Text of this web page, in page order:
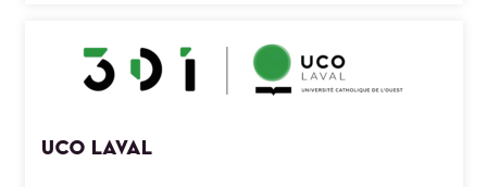
UCO Laval